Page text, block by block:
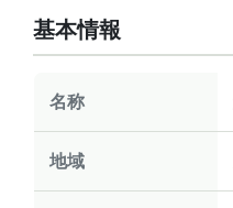
基本情報
名称
地域